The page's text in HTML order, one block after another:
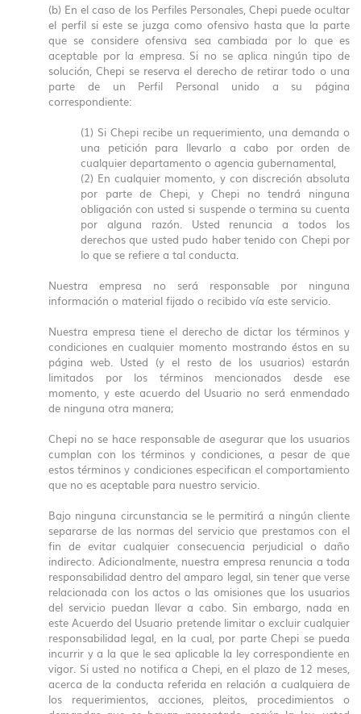
(b) En el caso de los Perfiles Personales, Chepi puede ocultar
el perfil si este se juzga como ofensivo hasta que la parte
que se considere ofensiva sea cambiada por lo que es
aceptable por la empresa. Si no se aplica ningún tipo de
solución, Chepi se reserva el derecho de retirar todo o una
parte de un Perfil Personal unido a su página
correspondiente:
(1) Si Chepi recibe un requerimiento, una demanda o
una petición para llevarlo a cabo por orden de
cualquier departamento o agencia gubernamental,
(2) En cualquier momento, y con discreción absoluta
por parte de Chepi, y Chepi no tendrá ninguna
obligación con usted si suspende o termina su cuenta
por alguna razón. Usted renuncia a todos los
derechos que usted pudo haber tenido con Chepi por
lo que se refiere a tal conducta.
Nuestra empresa no será responsable por ninguna
información o material fijado o recibido vía este servicio.
Nuestra empresa tiene el derecho de dictar los términos y
condiciones en cualquier momento mostrando éstos en su
página web. Usted (y el resto de los usuarios) estarán
limitados por los términos mencionados desde ese
momento, y este acuerdo del Usuario no será enmendado
de ninguna otra manera;
Chepi no se hace responsable de asegurar que los usuarios
cumplan con los términos y condiciones, a pesar de que
estos términos y condiciones especifican el comportamiento
que no es aceptable para nuestro servicio.
Bajo ninguna circunstancia se le permitirá a ningún cliente
separarse de las normas del servicio que prestamos con el
fin de evitar cualquier consecuencia perjudicial o daño
indirecto. Adicionalmente, nuestra empresa renuncia a toda
responsabilidad dentro del amparo legal, sin tener que verse
relacionada con los actos o las omisiones que los usuarios
del servicio puedan llevar a cabo. Sin embargo, nada en
este Acuerdo del Usuario pretende limitar o excluir cualquier
responsabilidad legal, en la cual, por parte Chepi se pueda
incurrir y a la que le sea aplicable la ley correspondiente en
vigor. Si usted no notifica a Chepi, en el plazo de 12 meses,
acerca de la conducta referida en relación a cualquiera de
los requerimientos, acciones, pleitos, procedimientos o